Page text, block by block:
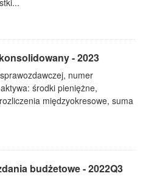
- 2023
numer
środki pieniężne,
międzyokresowe, suma
budżetowe - 2022Q3